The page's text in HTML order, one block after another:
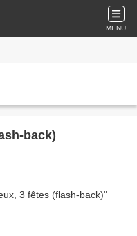
MENU
back)